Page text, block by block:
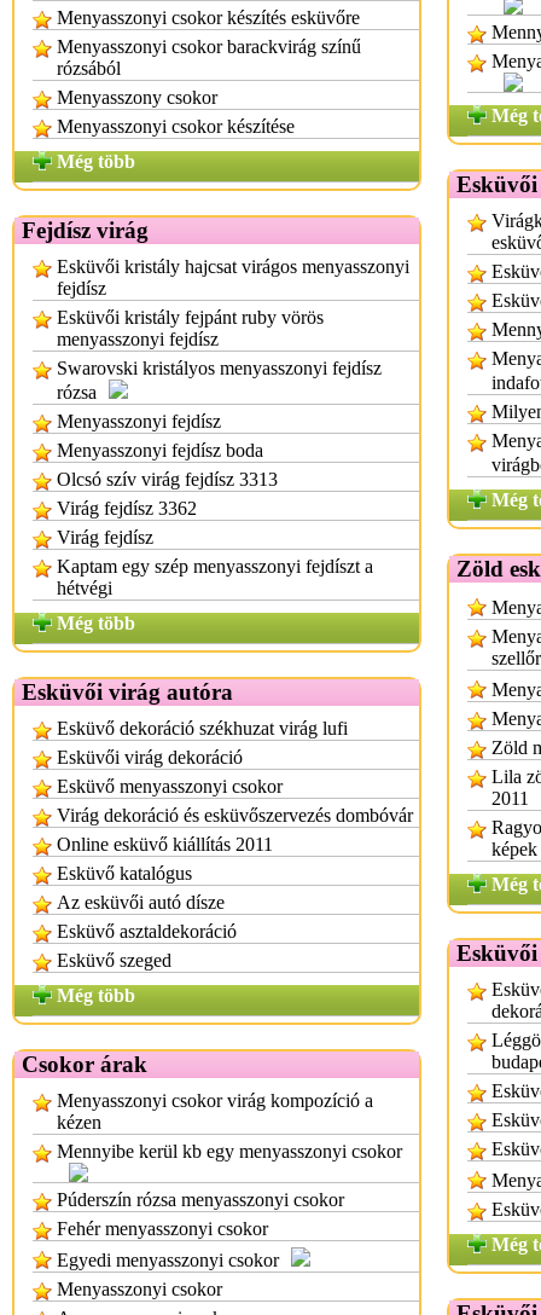
Menyasszonyi csokor készítés esküvőre
Menyasszonyi csokor barackvirág színű
rózsából
Menyasszony csokor
Menyasszonyi csokor készítése
Még több
Fejdísz virág
Esküvői kristály hajcsat virágos menyasszonyi
fejdísz
Esküvői kristály fejpánt ruby vörös
menyasszonyi fejdísz
Swarovski kristályos menyasszonyi fejdísz
rózsa
Menyasszonyi fejdísz
Menyasszonyi fejdísz boda
Olcsó szív virág fejdísz 3313
Virág fejdísz 3362
Virág fejdísz
Kaptam egy szép menyasszonyi fejdíszt a
hétvégi
Még több
Esküvői virág autóra
Esküvő dekoráció székhuzat virág lufi
Esküvői virág dekoráció
Esküvő menyasszonyi csokor
Virág dekoráció és esküvőszervezés dombóvár
Online esküvő kiállítás 2011
Esküvő katalógus
Az esküvői autó dísze
Esküvő asztaldekoráció
Esküvő szeged
Még több
Csokor árak
Menyasszonyi csokor virág kompozíció a
kézen
Mennyibe kerül kb egy menyasszonyi csokor
Púderszín rózsa menyasszonyi csokor
Fehér menyasszonyi csokor
Egyedi menyasszonyi csokor
Menyasszonyi csokor
Még
Esküvői
Még
Zöld
Zöld
Lila
2011
képek
Még
Esküvői
Még